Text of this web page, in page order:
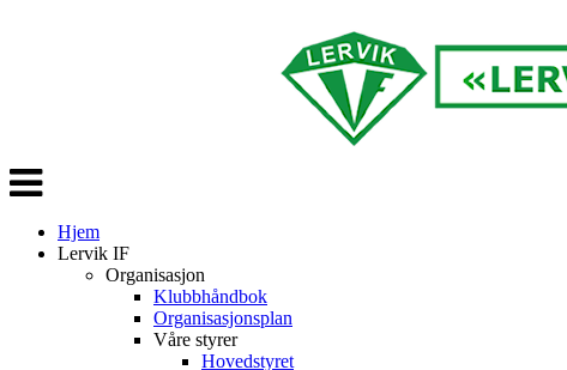
Veksle
navigasjon
Hjem
Lervik IF
Organisasjon
Klubbhåndbok
Organisasjonsplan
Våre styrer
Hovedstyret